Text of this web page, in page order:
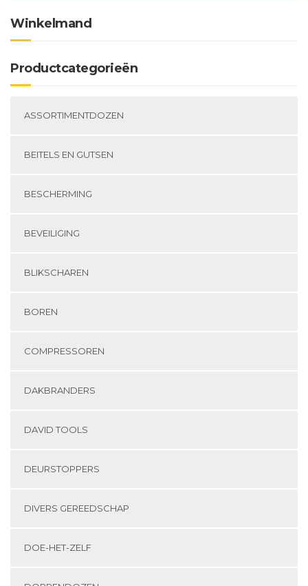
Winkelmand
Productcategorieën
ASSORTIMENTDOZEN
BEITELS EN GUTSEN
BESCHERMING
BEVEILIGING
BLIKSCHAREN
BOREN
COMPRESSOREN
DAKBRANDERS
DAVID TOOLS
DEURSTOPPERS
DIVERS GEREEDSCHAP
DOE-HET-ZELF